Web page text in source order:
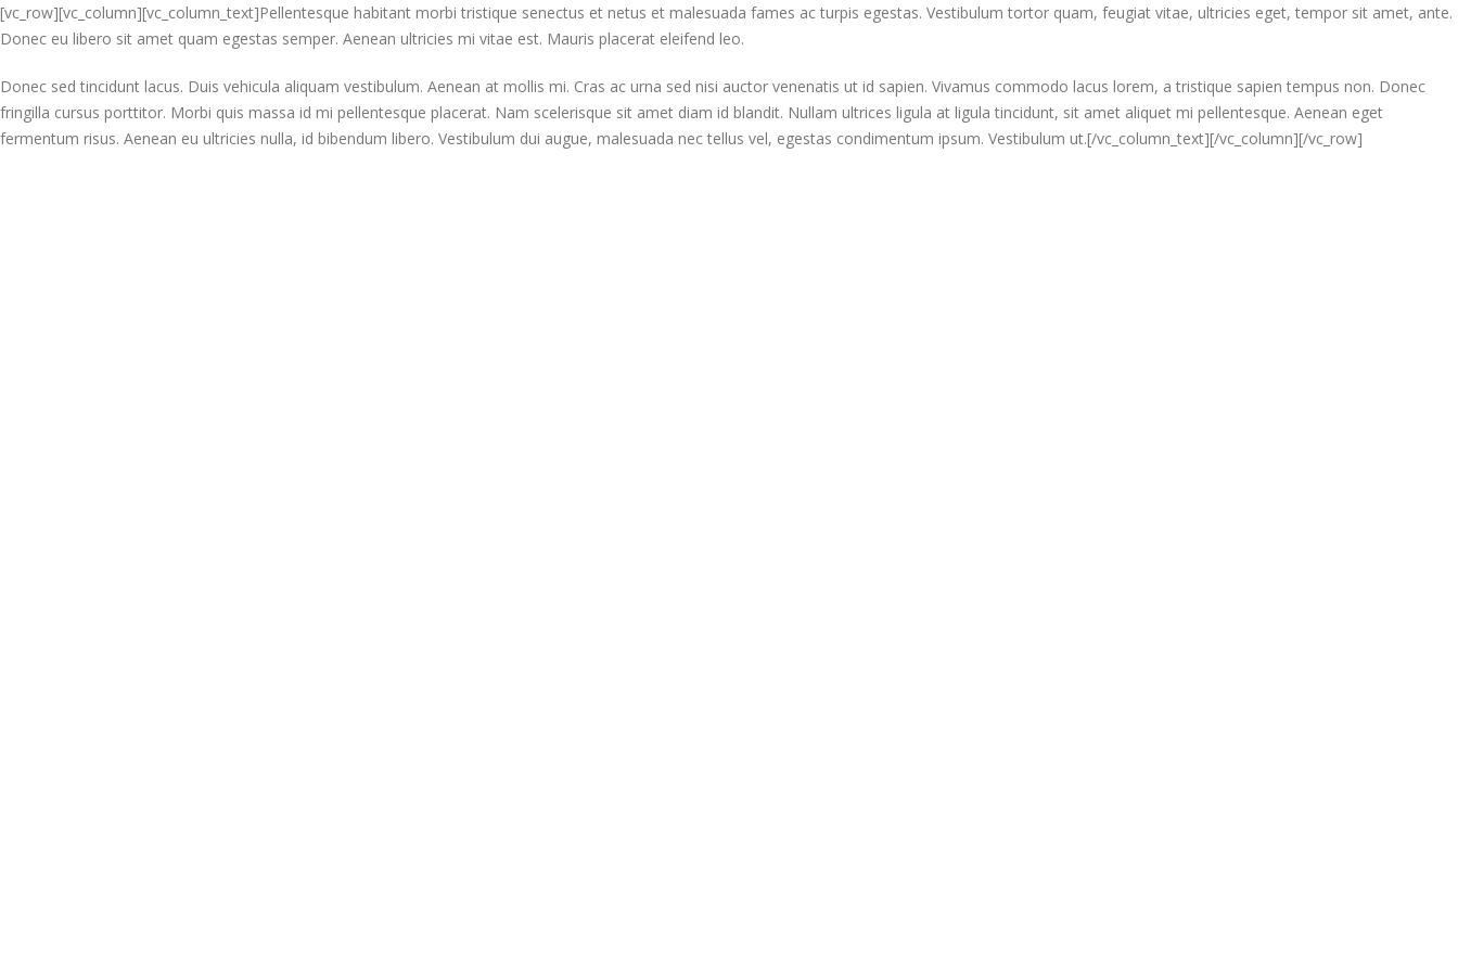
[vc_row][vc_column][vc_column_text]Pellentesque habitant morbi tristique senectus et netus et malesuada fames ac turpis egestas. Vestibulum tortor quam, feugiat vitae, ultricies eget, tempor sit amet, ante.
Donec eu libero sit amet quam egestas semper. Aenean ultricies mi vitae est. Mauris placerat eleifend leo.
Donec sed tincidunt lacus. Duis vehicula aliquam vestibulum. Aenean at mollis mi. Cras ac urna sed nisi auctor venenatis ut id sapien. Vivamus commodo lacus lorem, a tristique sapien tempus non. Donec
fringilla cursus porttitor. Morbi quis massa id mi pellentesque placerat. Nam scelerisque sit amet diam id blandit. Nullam ultrices ligula at ligula tincidunt, sit amet aliquet mi pellentesque. Aenean eget
fermentum risus. Aenean eu ultricies nulla, id bibendum libero. Vestibulum dui augue, malesuada nec tellus vel, egestas condimentum ipsum. Vestibulum ut.[/vc_column_text][/vc_column][/vc_row]